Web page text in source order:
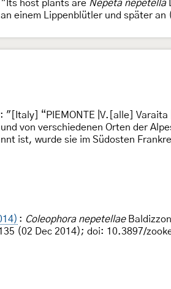
host plants are Nepeta nepetella
einem Lippenblütler und später an
“PIEMONTE |V.[alle]
von verschiedenen Orten der
ist, wurde sie im Südosten
: Coleophora nepetellae
(02 Dec 2014); doi: 10.3897/